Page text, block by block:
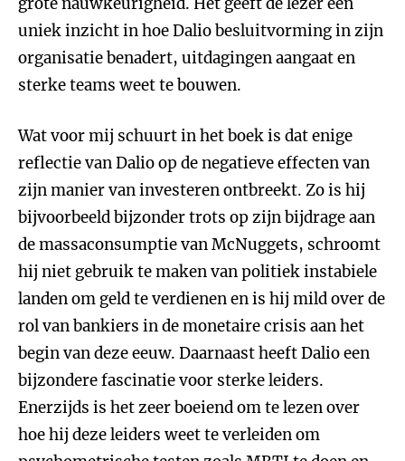
uniek inzicht in hoe Dalio besluitvorming in zijn
organisatie benadert, uitdagingen aangaat en
sterke teams weet te bouwen.
Wat voor mij schuurt in het boek is dat enige
reflectie van Dalio op de negatieve effecten van
zijn manier van investeren ontbreekt. Zo is hij
bijvoorbeeld bijzonder trots op zijn bijdrage aan
de massaconsumptie van McNuggets, schroomt
hij niet gebruik te maken van politiek instabiele
landen om geld te verdienen en is hij mild over de
rol van bankiers in de monetaire crisis aan het
begin van deze eeuw. Daarnaast heeft Dalio een
bijzondere fascinatie voor sterke leiders.
Enerzijds is het zeer boeiend om te lezen over
hoe hij deze leiders weet te verleiden om